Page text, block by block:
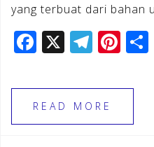
yang terbuat dari bahan
F
c
e
b
X T
e
gr
a
Pi
te
e
READ MORE